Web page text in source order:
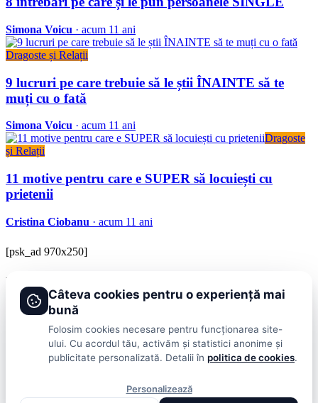
Simona Voicu · acum 11 ani
Dragoste și Relații
9 lucruri pe care trebuie să le știi ÎNAINTE să te
muți cu o fată
Simona Voicu · acum 11 ani
Dragoste
și Relații
11 motive pentru care e SUPER să locuiești cu
prietenii
Cristina Ciobanu · acum 11 ani
[psk_ad 970x250]
BRAVOnet
Showbiz, vedete si tot ce misca in lumea mondena
ShowbizPublicitateLifestyleHealth & BeautyCasa si Gradina
Câteva cookies pentru o experiență mai
bună
Folosim cookies necesare pentru funcționarea site-
ului. Cu acordul tău, activăm și statistici anonime și
publicitate personalizată. Detalii în politica de cookies.
Personalizează